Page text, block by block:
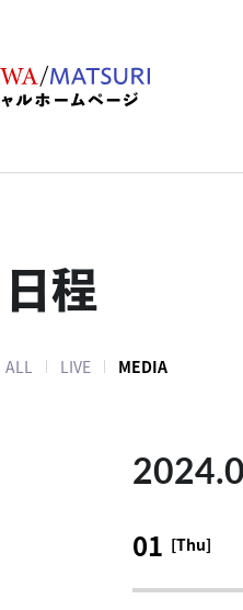
日程
ALL LIVE MEDIA
01 [Thu]